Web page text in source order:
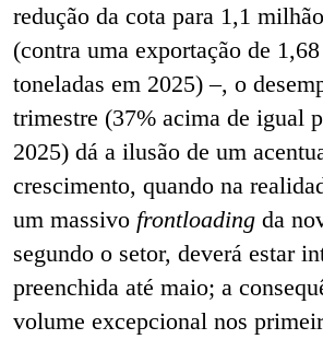
redução da cota para 1,1
(contra uma exportação de
toneladas em 2025) –, o
trimestre (37% acima de igual
2025) dá a ilusão de um
crescimento, quando na
um massivo frontloading da
segundo o setor, deverá estar
preenchida até maio; a
volume excepcional nos